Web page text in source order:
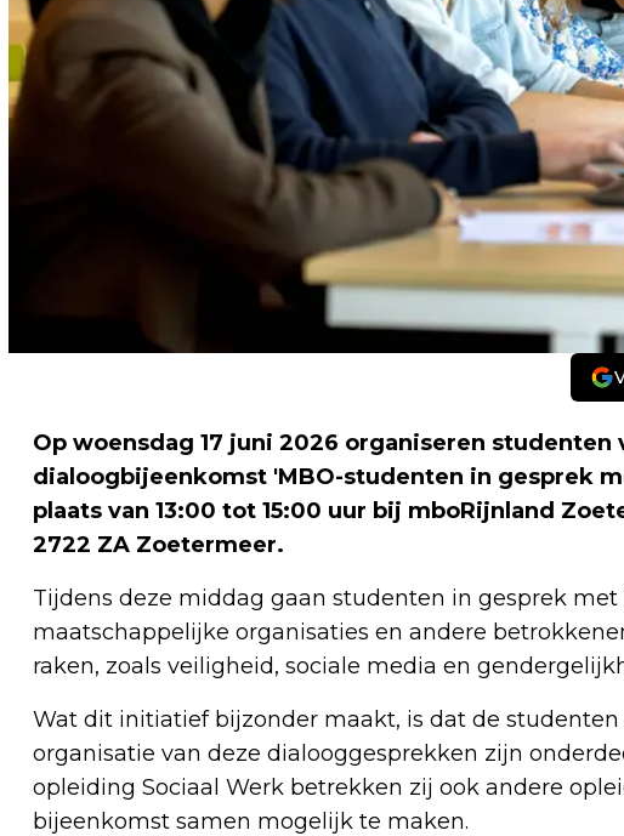
Op woensdag 17 juni 2026 organiseren studenten
dialoogbijeenkomst 'MBO-studenten in gesprek
plaats van 13:00 tot 15:00 uur bij mboRijnland
2722 ZA Zoetermeer.
Tijdens deze middag gaan studenten in gesprek
maatschappelijke organisaties en andere
raken, zoals veiligheid, sociale media en
Wat dit initiatief bijzonder maakt, is dat de
organisatie van deze dialooggesprekken zijn
opleiding Sociaal Werk betrekken zij ook andere
bijeenkomst samen mogelijk te maken.